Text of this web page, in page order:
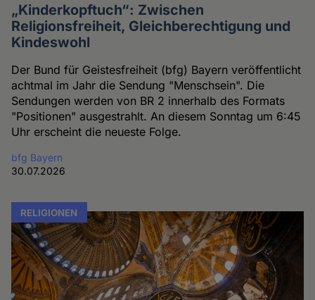
„Kinderkopftuch“: Zwischen
Religionsfreiheit, Gleichberechtigung und
Kindeswohl
Der Bund für Geistesfreiheit (bfg) Bayern veröffentlicht
achtmal im Jahr die Sendung "Menschsein". Die
Sendungen werden von BR 2 innerhalb des Formats
"Positionen" ausgestrahlt. An diesem Sonntag um 6:45
Uhr erscheint die neueste Folge.
bfg Bayern
30.07.2026
RELIGIONEN